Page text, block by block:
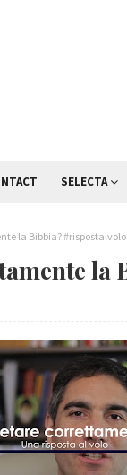
SELECTA
la Bibbia? #rispostalvolo
la